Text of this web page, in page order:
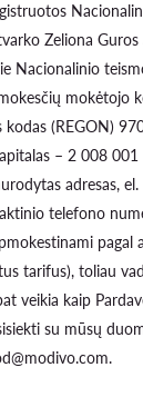
Zeliona
Nacionalinio
mokėtojo
(REGON)
– 2 008
adresas, el.
telefono
pagal
tarifus), toliau
veikia kaip
su mūsų